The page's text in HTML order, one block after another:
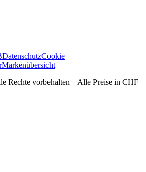
DatenschutzCookie
Markenübersicht–
Rechte vorbehalten – Alle Preise in CHF